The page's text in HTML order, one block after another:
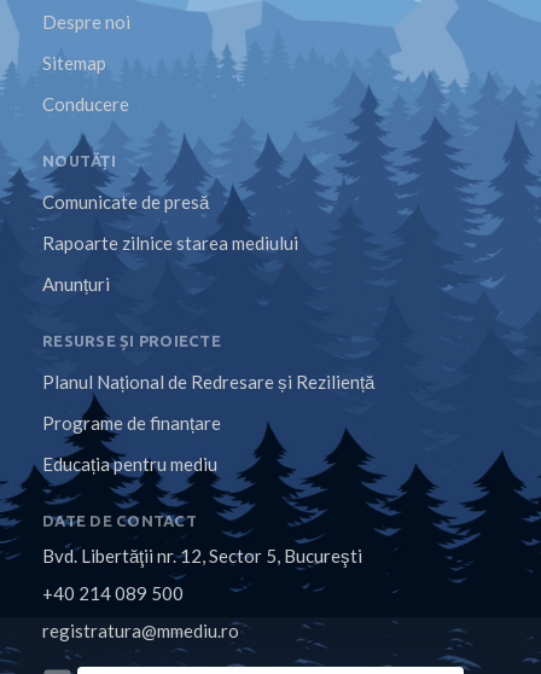
Despre noi
Sitemap
Conducere
NOUTĂȚI
Comunicate de presă
Rapoarte zilnice starea mediului
Anunțuri
RESURSE ȘI PROIECTE
Planul Național de Redresare și Reziliență
Programe de finanțare
Educația pentru mediu
DATE DE CONTACT
Bvd. Libertăţii nr. 12, Sector 5, Bucureşti
+40 214 089 500
registratura@mmediu.ro